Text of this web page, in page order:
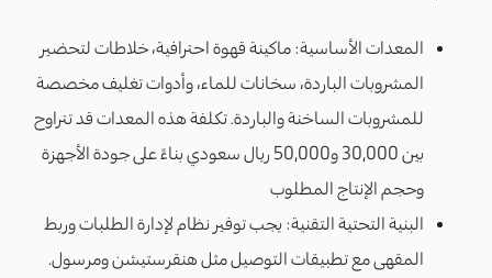
المعدات الأساسية: ماكينة قهوة احترافية، خلاطات لتحضير
المشروبات الباردة، سخانات للماء، وأدوات تغليف مخصصة
للمشروبات الساخنة والباردة. تكلفة هذه المعدات قد تتراوح
بين 30,000 و50,000 ريال سعودي بناءً على جودة الأجهزة
وحجم الإنتاج المطلوب​
البنية التحتية التقنية: يجب توفير نظام لإدارة الطلبات وربط
المقهى مع تطبيقات التوصيل مثل هنقرستيشن ومرسول.